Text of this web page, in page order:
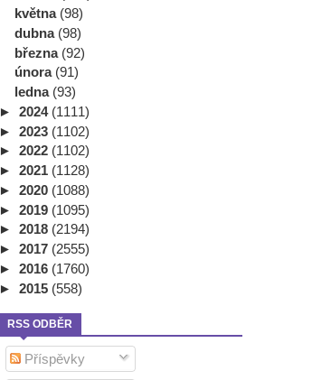
května (98)
dubna (98)
března (92)
února (91)
ledna (93)
► 2024 (1111)
► 2023 (1102)
► 2022 (1102)
► 2021 (1128)
► 2020 (1088)
► 2019 (1095)
► 2018 (2194)
► 2017 (2555)
► 2016 (1760)
► 2015 (558)
RSS ODBĚR
Příspěvky